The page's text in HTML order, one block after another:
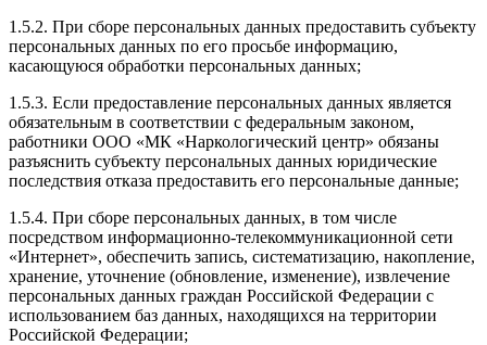
1.5.2. При сборе персональных данных предоставить субъекту
персональных данных по его просьбе информацию,
касающуюся обработки персональных данных;
1.5.3. Если предоставление персональных данных является
обязательным в соответствии с федеральным законом,
работники ООО «МК «Наркологический центр» обязаны
разъяснить субъекту персональных данных юридические
последствия отказа предоставить его персональные данные;
1.5.4. При сборе персональных данных, в том числе
посредством информационно-телекоммуникационной сети
«Интернет», обеспечить запись, систематизацию, накопление,
хранение, уточнение (обновление, изменение), извлечение
персональных данных граждан Российской Федерации с
использованием баз данных, находящихся на территории
Российской Федерации;